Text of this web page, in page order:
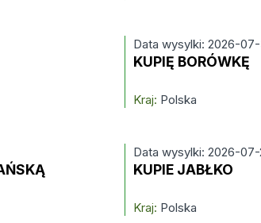
Data wysylki: 2026-07-
KUPIĘ BORÓWKĘ
Kraj: Polska
Data wysylki: 2026-07-
KUPIE JABŁKO
Kraj: Polska